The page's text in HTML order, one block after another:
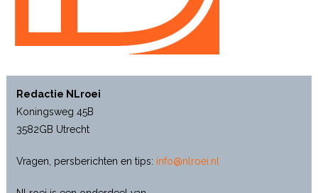
Redactie NLroei
Koningsweg 45B
3582GB Utrecht
Vragen, persberichten en tips: info@nlroei.nl